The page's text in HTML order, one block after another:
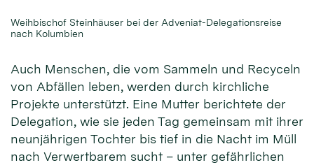
Weihbischof Steinhäuser bei der Adveniat-Delegationsreise
nach Kolumbien
Auch Menschen, die vom Sammeln und Recyceln
von Abfällen leben, werden durch kirchliche
Projekte unterstützt. Eine Mutter berichtete der
Delegation, wie sie jeden Tag gemeinsam mit ihrer
neunjährigen Tochter bis tief in die Nacht im Müll
nach Verwertbarem sucht – unter gefährlichen